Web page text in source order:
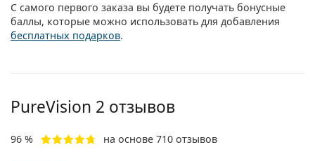
С самого первого заказа вы будете получать бонусные
баллы, которые можно использовать для добавления
бесплатных подарков.
PureVision 2 отзывов
96 % на основе 710 отзывов